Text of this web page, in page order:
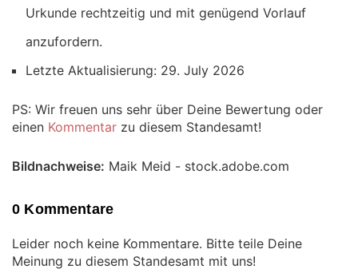
Urkunde rechtzeitig und mit genügend Vorlauf
anzufordern.
Letzte Aktualisierung: 29. July 2026
PS: Wir freuen uns sehr über Deine Bewertung oder
einen Kommentar zu diesem Standesamt!
Bildnachweise: Maik Meid - stock.adobe.com
0 Kommentare
Leider noch keine Kommentare. Bitte teile Deine
Meinung zu diesem Standesamt mit uns!